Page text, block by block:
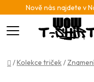
Nově nás najdete v
Domů
/Kolekce triček/